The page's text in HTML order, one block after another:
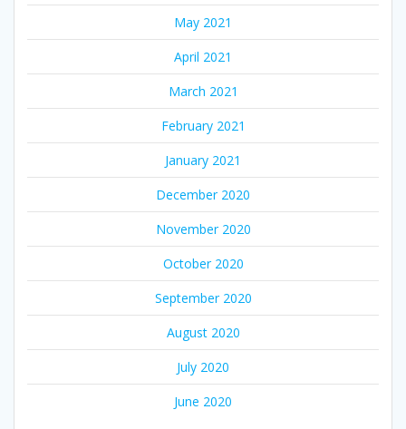
May 2021
April 2021
March 2021
February 2021
January 2021
December 2020
November 2020
October 2020
September 2020
August 2020
July 2020
June 2020